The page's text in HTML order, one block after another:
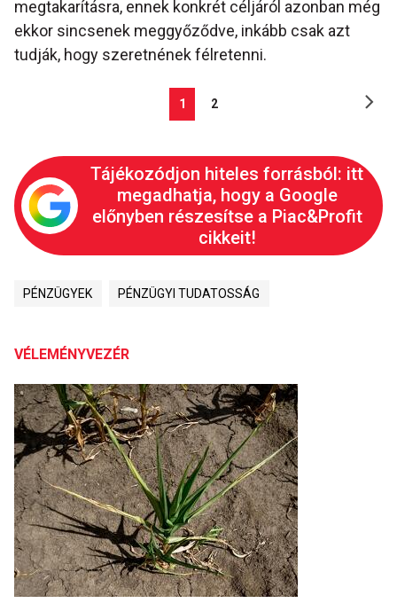
megtakarításra, ennek konkrét céljáról azonban még
ekkor sincsenek meggyőződve, inkább csak azt
tudják, hogy szeretnének félretenni.
1 2
Tájékozódjon hiteles forrásból: itt
megadhatja, hogy a Google
előnyben részesítse a Piac&Profit
cikkeit!
PÉNZÜGYEK PÉNZÜGYI TUDATOSSÁG
VÉLEMÉNYVEZÉR